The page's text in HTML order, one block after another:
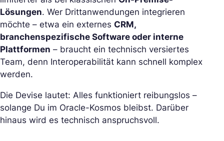
Lösungen. Wer Drittanwendungen integrieren
möchte – etwa ein externes CRM,
branchenspezifische Software oder interne
Plattformen – braucht ein technisch versiertes
Team, denn Interoperabilität kann schnell komplex
werden.
Die Devise lautet: Alles funktioniert reibungslos –
solange Du im Oracle-Kosmos bleibst. Darüber
hinaus wird es technisch anspruchsvoll.